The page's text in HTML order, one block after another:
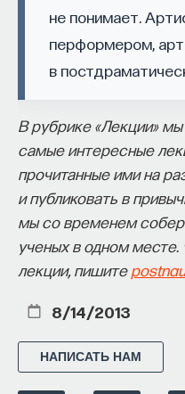
не понимает.
перформером,
в
В рубрике «Лекции»
самые интересные
прочитанные ими на
и публиковать в
мы со временем
ученых в одном
лекции, пишите
8/14/2013
НАПИСАТЬ НАМ
общества, вклад в то,
И четвертая —
то есть забота о том,
за пределами
эффективным
Университет не
предсказать, какие
выпускника, но сама
отдельной
в какой из этих логик
у него будут
Университет
будущее